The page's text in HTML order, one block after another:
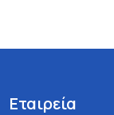
Εταιρεία